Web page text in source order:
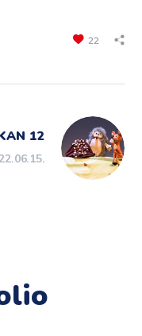
22
12